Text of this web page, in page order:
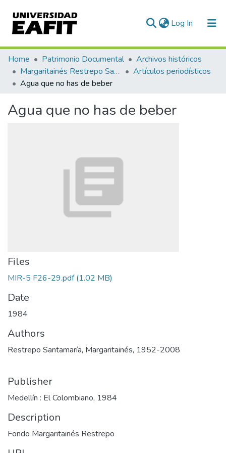
Log In (current)
Communities & Collections
All of DSpace
Home Patrimonio Documental
Archivos históricos
Margaritainés Restrepo Santamaría
Artículos periodísticos
Agua que no has de beber
Agua que no has de beber
Files
MIR-5 F26-29.pdf(1.02 MB)
Date
1984
Authors
Restrepo Santamaría, Margaritainés, 1952-2008
Publisher
Medellín : El Colombiano, 1984
Description
Fondo Margaritainés Restrepo